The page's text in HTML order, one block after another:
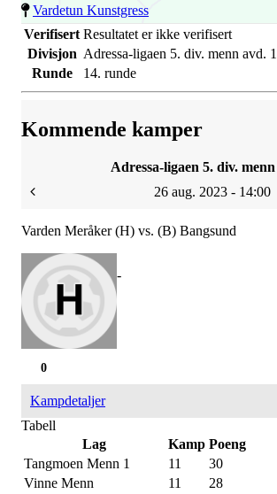
Vardetun Kunstgress
Verifisert Resultatet er ikke verifisert
Divisjon Adressa-ligaen 5. div. menn avd. 1
Runde
14. runde
Kommende kamper
Adressa-ligaen 5. div.
26 aug. 2023 - 14:00
Varden Meråker (H) vs. (B) Bangsund
-
0
Kampdetaljer
Tabell
Lag
Kamp Poeng
Tangmoen Menn 1
11
30
Vinne Menn
11
28